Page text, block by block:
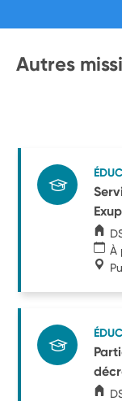
Autres
À